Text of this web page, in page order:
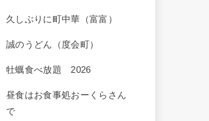
久しぶりに町中華（富富）
誠のうどん（度会町）
牡蠣食べ放題 2026
昼食はお食事処おーくらさん
で